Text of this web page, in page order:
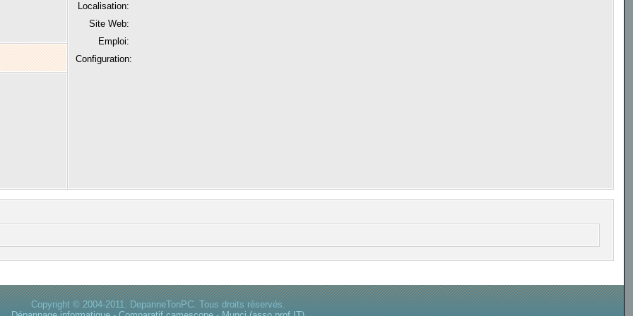
Localisation:
Site Web:
Emploi:
Configuration:
Copyright © 2004-2011. DepanneTonPC. Tous droits réservés.